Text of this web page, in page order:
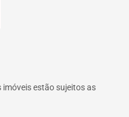
imóveis estão sujeitos as